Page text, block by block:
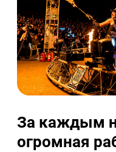
За каждым
огромная